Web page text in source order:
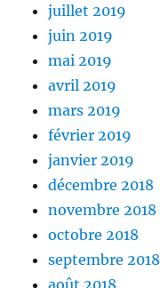
juillet 2019
juin 2019
mai 2019
avril 2019
mars 2019
février 2019
janvier 2019
décembre 2018
novembre 2018
octobre 2018
septembre 2018
août 2018